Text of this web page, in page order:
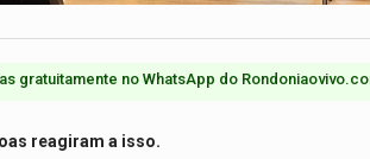
gratuitamente no WhatsApp do
reagiram a isso.